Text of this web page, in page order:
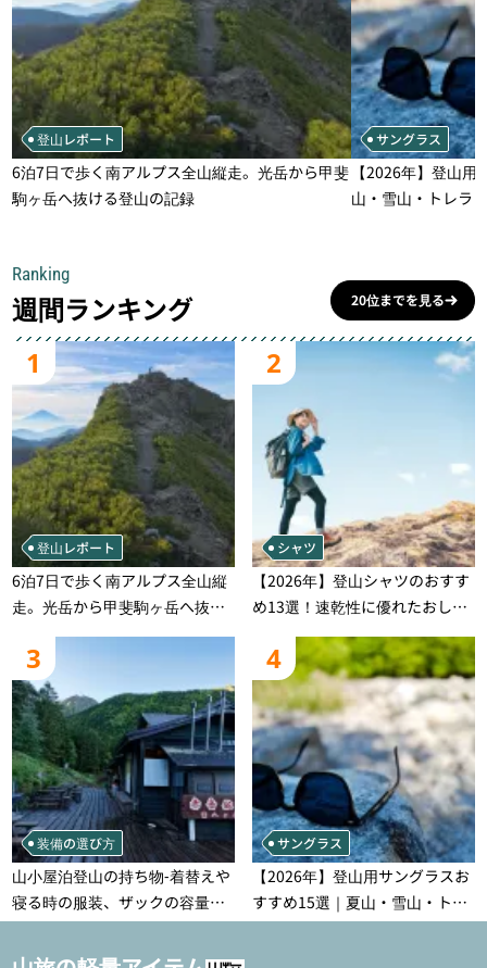
登山レポート
6泊7日で歩く南アルプス全山縦走。光岳から甲斐
駒ヶ岳へ抜ける登山の記録
サングラス
【2026年】登山
山・雪山・トレラ
Ranking
週間ランキング 20位までを見る
1
登山レポート
6泊7日で歩く南アルプス全山縦
走。光岳から甲斐駒ヶ岳へ抜け
る登山の記録
2
シャツ
【2026年】登山シャツのおすす
め13選！速乾性に優れたおしゃ
れなモデルを徹底紹介！
3
装備の選び方
山小屋泊登山の持ち物‐着替えや
寝る時の服装、ザックの容量な
どを徹底紹介！1泊2日、2泊3日
用のリスト付き
4
サングラス
【2026年】登山用サングラスお
すすめ15選｜夏山・雪山・トレ
ラン別、シーンで選ぶ失敗しな